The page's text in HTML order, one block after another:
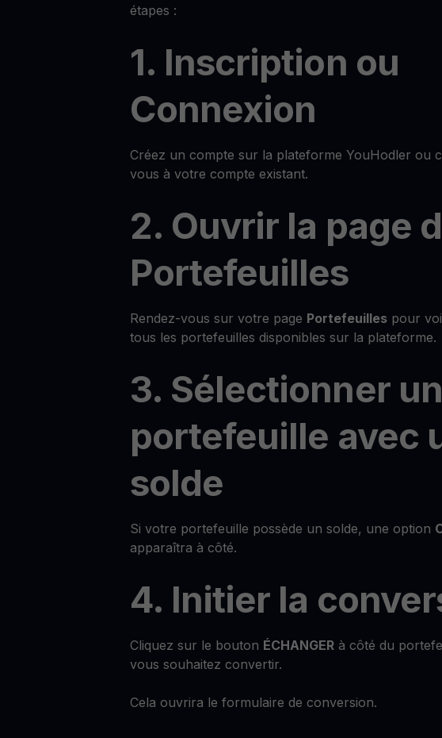
étapes :
1. Inscription ou
Connexion
Créez un compte sur la plateforme YouHodler ou
vous à votre compte existant.
2. Ouvrir la page
Portefeuilles
Rendez-vous sur votre page Portefeuilles pour
tous les portefeuilles disponibles sur la plateforme.
3. Sélectionner un
portefeuille avec
solde
Si votre portefeuille possède un solde, une option
apparaîtra à côté.
4. Initier la
Cliquez sur le bouton ÉCHANGER à côté du
vous souhaitez convertir.
Cela ouvrira le formulaire de conversion.